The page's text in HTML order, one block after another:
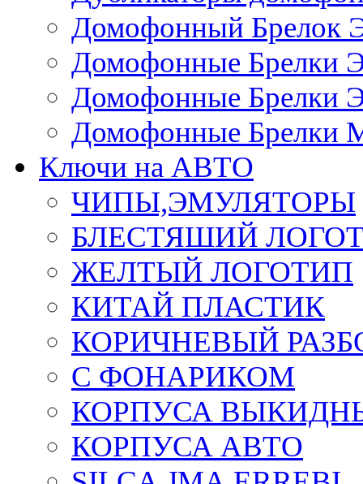
Домофонный Брелок
Домофонные Брелки
Домофонные Брелки
Домофонные Брелки
Ключи на АВТО
ЧИПЫ,ЭМУЛЯТОРЫ
БЛЕСТЯШИЙ
ЖЕЛТЫЙ ЛОГОТИП
КИТАЙ ПЛАСТИК
КОРИЧНЕВЫЙ
С ФОНАРИКОМ
КОРПУСА
КОРПУСА АВТО